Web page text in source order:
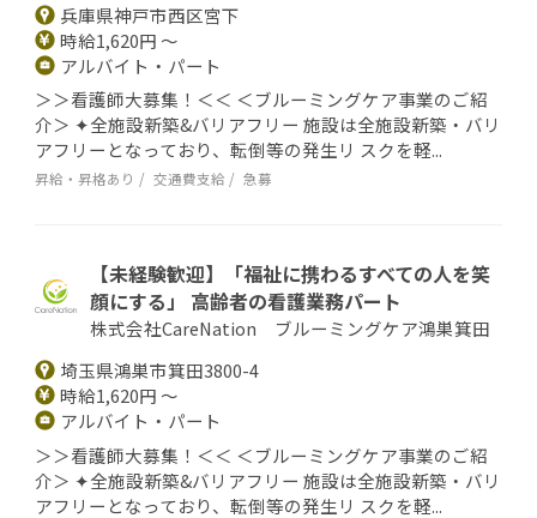
兵庫県神戸市西区宮下
時給1,620円 ～
アルバイト・パート
＞＞看護師大募集！＜＜ ＜ブルーミングケア事業のご紹
介＞ ✦全施設新築&バリアフリー 施設は全施設新築・バリ
アフリーとなっており、転倒等の発生リ スクを軽...
昇給・昇格あり 交通費支給 急募
【未経験歓迎】「福祉に携わるすべての人を笑
顔にする」 高齢者の看護業務パート
株式会社CareNation ブルーミングケア鴻巣箕田
埼玉県鴻巣市箕田3800-4
時給1,620円 ～
アルバイト・パート
＞＞看護師大募集！＜＜ ＜ブルーミングケア事業のご紹
介＞ ✦全施設新築&バリアフリー 施設は全施設新築・バリ
アフリーとなっており、転倒等の発生リ スクを軽...